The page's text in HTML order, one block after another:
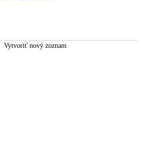
Vytvoriť nový zoznam